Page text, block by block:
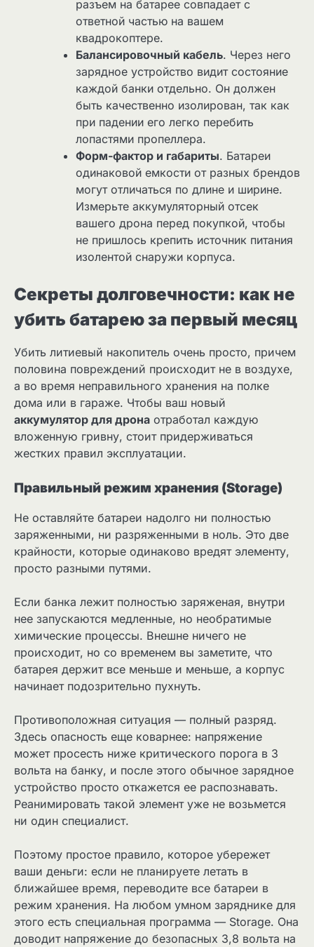
разъем на батарее совпадает с
ответной частью на вашем
квадрокоптере.
Балансировочный кабель. Через него
зарядное устройство видит состояние
каждой банки отдельно. Он должен
быть качественно изолирован, так как
при падении его легко перебить
лопастями пропеллера.
Форм-фактор и габариты. Батареи
одинаковой емкости от разных брендов
могут отличаться по длине и ширине.
Измерьте аккумуляторный отсек
вашего дрона перед покупкой, чтобы
не пришлось крепить источник питания
изолентой снаружи корпуса.
Секреты долговечности: как не
убить батарею за первый месяц
Убить литиевый накопитель очень просто, причем
половина повреждений происходит не в воздухе,
а во время неправильного хранения на полке
дома или в гараже. Чтобы ваш новый
аккумулятор для дрона отработал каждую
вложенную гривну, стоит придерживаться
жестких правил эксплуатации.
Правильный режим хранения (Storage)
Не оставляйте батареи надолго ни полностью
заряженными, ни разряженными в ноль. Это две
крайности, которые одинаково вредят элементу,
просто разными путями.
Если банка лежит полностью заряженая, внутри
нее запускаются медленные, но необратимые
химические процессы. Внешне ничего не
происходит, но со временем вы заметите, что
батарея держит все меньше и меньше, а корпус
начинает подозрительно пухнуть.
Противоположная ситуация — полный разряд.
Здесь опасность еще коварнее: напряжение
может просесть ниже критического порога в 3
вольта на банку, и после этого обычное зарядное
устройство просто откажется ее распознавать.
Реанимировать такой элемент уже не возьмется
ни один специалист.
Поэтому простое правило, которое убережет
ваши деньги: если не планируете летать в
ближайшее время, переводите все батареи в
режим хранения. На любом умном заряднике для
этого есть специальная программа — Storage. Она
доводит напряжение до безопасных 3,8 вольта на